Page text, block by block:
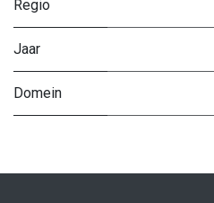
Regio
Jaar
Domein